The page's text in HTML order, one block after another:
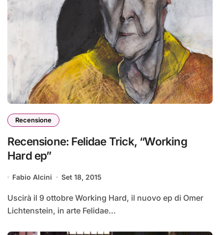
Recensione
Recensione: Felidae Trick, “Working
Hard ep”
Fabio Alcini Set 18, 2015
Uscirà il 9 ottobre Working Hard, il nuovo ep di Omer
Lichtenstein, in arte Felidae...